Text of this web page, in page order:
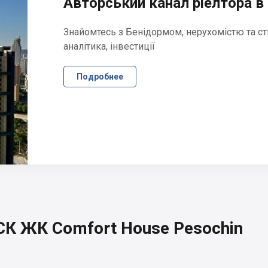
Знайомтесь з Бенідормом, нерухомістю та
аналітика, інвестиції
Подробнее
ЖК Comfort House Pesochin